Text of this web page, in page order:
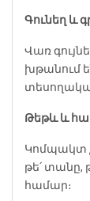
Գունեղ և
Վառ
խթանում
Թեթև և
Կոմպակտ
թե՛ տանը,
համար։